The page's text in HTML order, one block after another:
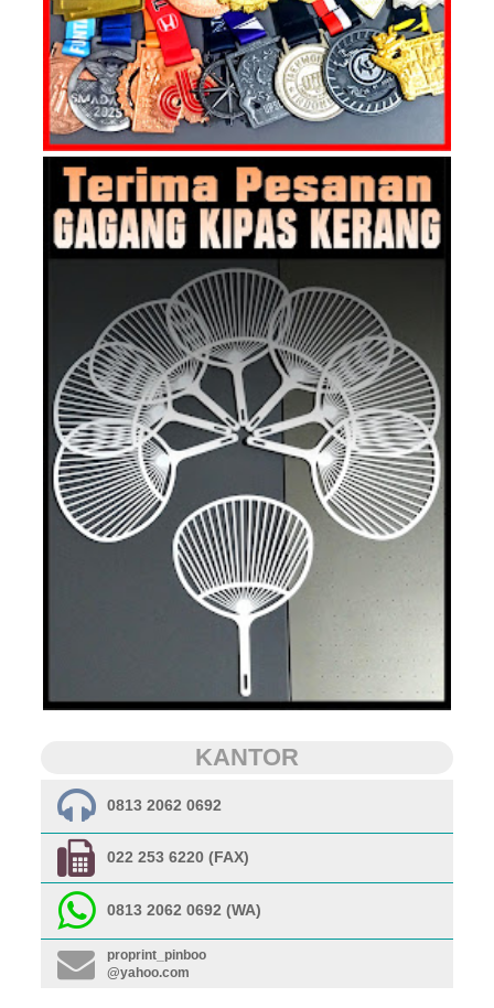
KANTOR
0813 2062 0692
022 253 6220 (FAX)
0813 2062 0692 (WA)
proprint_pinboo
@yahoo.com